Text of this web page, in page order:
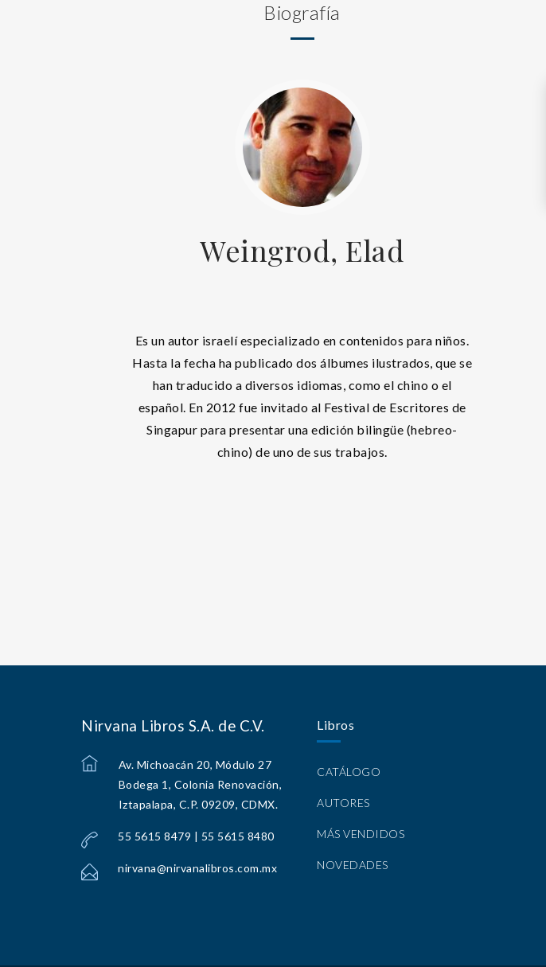
Biografía
Weingrod, Elad
Es un autor israelí especializado en contenidos para niños.
Hasta la fecha ha publicado dos álbumes ilustrados, que se
han traducido a diversos idiomas, como el chino o el
español. En 2012 fue invitado al Festival de Escritores de
Singapur para presentar una edición bilingüe (hebreo-
chino) de uno de sus trabajos.
Nirvana Libros S.A. de C.V.
Av. Michoacán 20, Módulo 27
Bodega 1, Colonia Renovación,
Iztapalapa, C.P. 09209, CDMX.
55 5615 8479 | 55 5615 8480
nirvana@nirvanalibros.com.mx
Libros
CATÁLOGO
AUTORES
MÁS VENDIDOS
NOVEDADES